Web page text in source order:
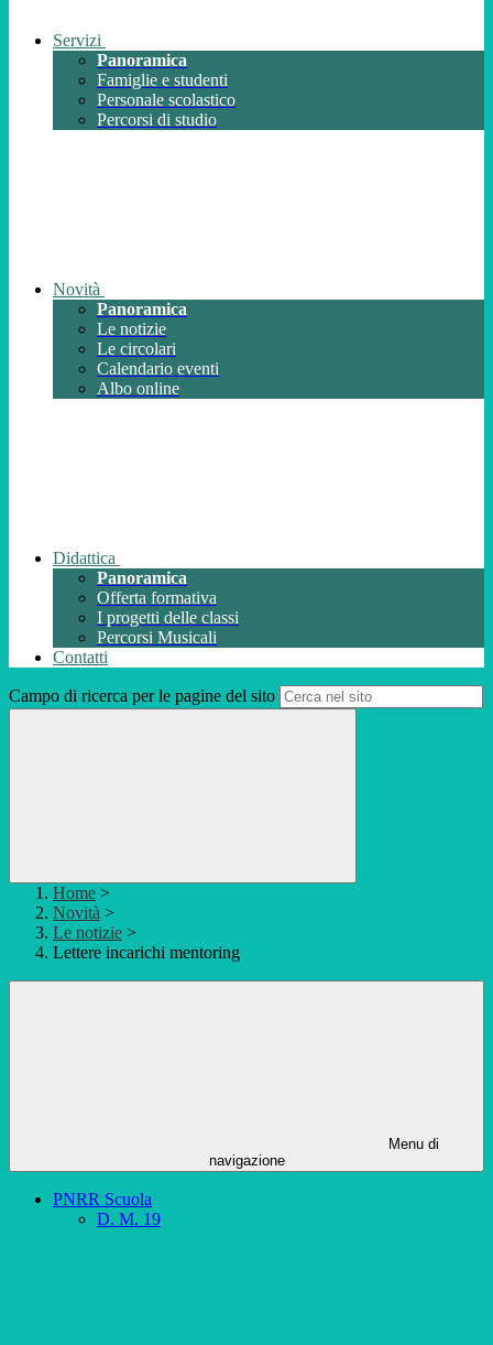
Servizi
Panoramica
Famiglie e studenti
Personale scolastico
Percorsi di studio
Novità
Panoramica
Le notizie
Le circolari
Calendario eventi
Albo online
Didattica
Panoramica
Offerta formativa
I progetti delle classi
Percorsi Musicali
Contatti
Campo di ricerca per le pagine del sito
Home >
Novità >
Le notizie >
Lettere incarichi mentoring
Menu di
navigazione
PNRR Scuola
D. M. 19